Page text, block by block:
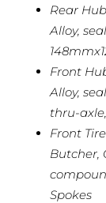
Rear Hub
Alloy,
Front
Alloy,
thru-
Front Tire
Butcher,
Spokes